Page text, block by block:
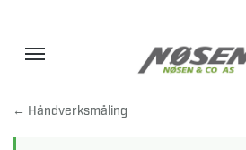
← Håndverksmåling